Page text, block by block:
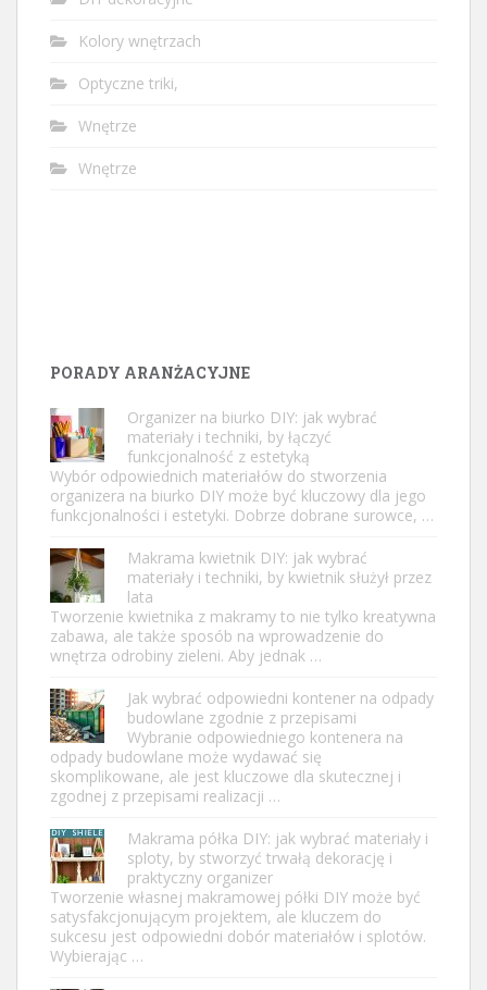
Kolory wnętrzach
Optyczne triki,
Wnętrze
Wnętrze
PORADY ARANŻACYJNE
Organizer na biurko DIY: jak wybrać
materiały i techniki, by łączyć
funkcjonalność z estetyką
Wybór odpowiednich materiałów do stworzenia
organizera na biurko DIY może być kluczowy dla jego
funkcjonalności i estetyki. Dobrze dobrane surowce, …
Makrama kwietnik DIY: jak wybrać
materiały i techniki, by kwietnik służył przez
lata
Tworzenie kwietnika z makramy to nie tylko kreatywna
zabawa, ale także sposób na wprowadzenie do
wnętrza odrobiny zieleni. Aby jednak …
Jak wybrać odpowiedni kontener na odpady
budowlane zgodnie z przepisami
Wybranie odpowiedniego kontenera na
odpady budowlane może wydawać się
skomplikowane, ale jest kluczowe dla skutecznej i
zgodnej z przepisami realizacji …
Makrama półka DIY: jak wybrać materiały i
sploty, by stworzyć trwałą dekorację i
praktyczny organizer
Tworzenie własnej makramowej półki DIY może być
satysfakcjonującym projektem, ale kluczem do
sukcesu jest odpowiedni dobór materiałów i splotów.
Wybierając …